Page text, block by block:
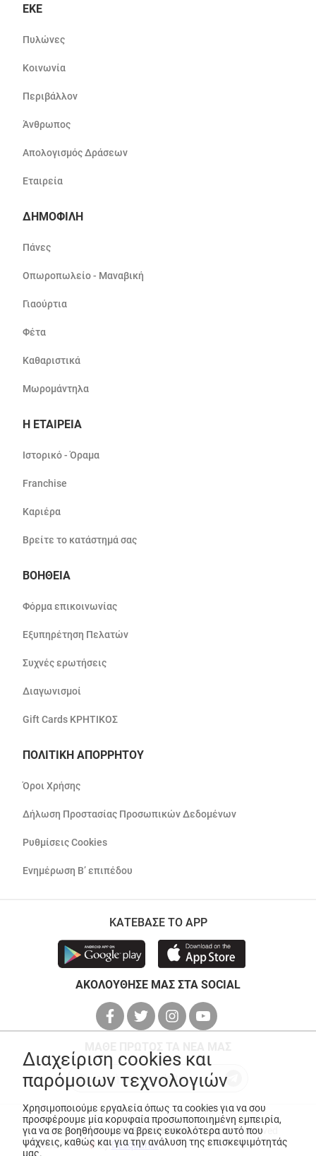
ΕΚΕ
Πυλώνες
Κοινωνία
Περιβάλλον
Άνθρωπος
Απολογισμός Δράσεων
Εταιρεία
ΔΗΜΟΦΙΛΗ
Πάνες
Οπωροπωλείο - Μαναβική
Γιαούρτια
Φέτα
Καθαριστικά
Μωρομάντηλα
Η ΕΤΑΙΡΕΙΑ
Ιστορικό - Όραμα
Franchise
Καριέρα
Βρείτε το κατάστημά σας
ΒΟΗΘΕΙΑ
Φόρμα επικοινωνίας
Εξυπηρέτηση Πελατών
Συχνές ερωτήσεις
Διαγωνισμοί
Gift Cards ΚΡΗΤΙΚΟΣ
ΠΟΛΙΤΙΚΗ ΑΠΟΡΡΗΤΟΥ
Όροι Χρήσης
Δήλωση Προστασίας Προσωπικών Δεδομένων
Ρυθμίσεις Cookies
Ενημέρωση Β’ επιπέδου
ΚΑΤΕΒΑΣΕ ΤΟ APP
ΑΚΟΛΟΥΘΗΣΕ ΜΑΣ ΣΤΑ SOCIAL
© Copyright 2026ANEDIK Kritikos. All Rights Reserved
Made with
byDesquared
Διαχείριση cookies και
παρόμοιων τεχνολογιών
Χρησιμοποιούμε εργαλεία όπως τα cookies για να σου
προσφέρουμε μία κορυφαία προσωποποιημένη εμπειρία,
για να σε βοηθήσουμε να βρεις ευκολότερα αυτό που
ψάχνεις, καθώς και για την ανάλυση της επισκεψιμότητάς
μας.